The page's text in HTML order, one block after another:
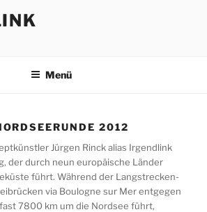
Menü
2012
Jürgen Rinck alias Irgendlink
der durch neun europäische Länder
führt. Während der Langstrecken-
via Boulogne sur Mer entgegen
7800 km um die Nordsee führt,